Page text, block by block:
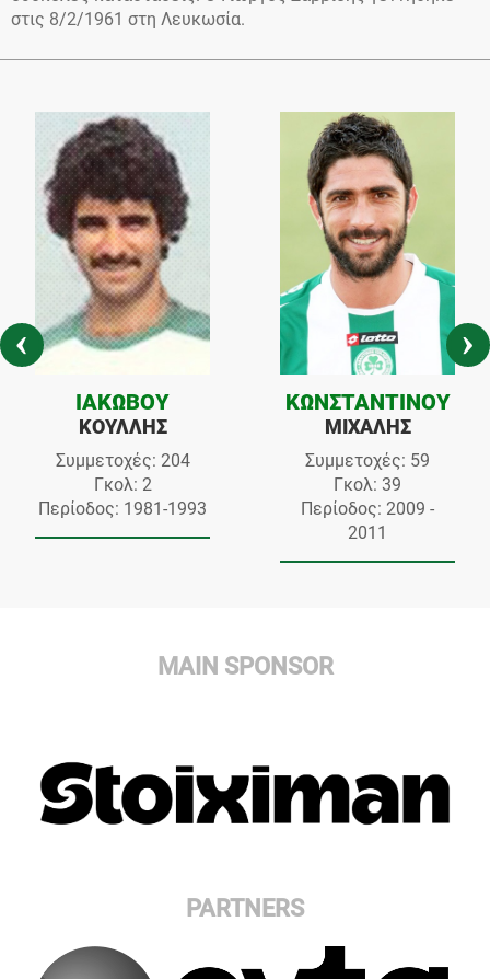
στις 8/2/1961 στη Λευκωσία.
ΙΑΚΩΒΟΥ
ΚΟΥΛΛΗΣ
Συμμετοχές: 204
Γκολ: 2
Περίοδος: 1981-1993
ΚΩΝΣΤΑΝΤΙΝΟΥ
ΜΙΧΑΛΗΣ
Συμμετοχές: 59
Γκολ: 39
Περίοδος: 2009 -
2011
MAIN SPONSOR
PARTNERS